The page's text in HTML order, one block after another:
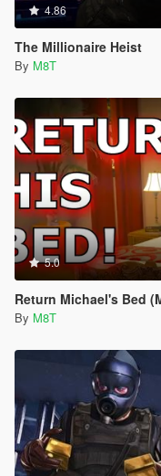
4.86
The Millionaire Heist
By M8T
5.0
Return Michael's Bed
By M8T